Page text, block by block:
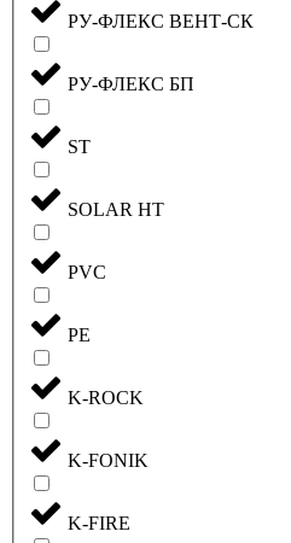
РУ-ФЛЕКС ВЕНТ-СК
РУ-ФЛЕКС БП
ST
SOLAR HT
PVC
PE
K-ROCK
K-FONIK
K-FIRE